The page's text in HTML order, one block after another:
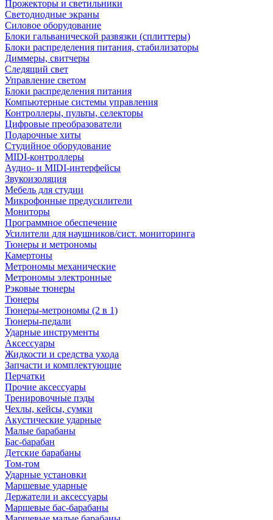
Прожекторы и светильники
Светодиодные экраны
Силовое оборудование
Блоки гальванической развязки (сплиттеры)
Блоки распределения питания, стабилизаторы
Диммеры, свитчеры
Следящий свет
Управление светом
Блоки распределения питания
Компьютерные системы управления
Контроллеры, пульты, селекторы
Цифровые преобразователи
Подарочные хиты
Студийное оборудование
MIDI-контроллеры
Аудио- и MIDI-интерфейсы
Звукоизоляция
Мебель для студии
Микрофонные предусилители
Мониторы
Программное обеспечение
Усилители для наушников/сист. мониторинга
Тюнеры и метрономы
Камертоны
Метрономы механические
Метрономы электронные
Рэковые тюнеры
Тюнеры
Тюнеры-метрономы (2 в 1)
Тюнеры-педали
Ударные инструменты
Аксессуары
Жидкости и средства ухода
Запчасти и комплектующие
Перчатки
Прочие аксессуары
Тренировочные пэды
Чехлы, кейсы, сумки
Акустические ударные
Mалые барабаны
Бас-барабан
Детские барабаны
Том-том
Ударные установки
Маршевые ударные
Держатели и аксессуары
Маршевые бас-барабаны